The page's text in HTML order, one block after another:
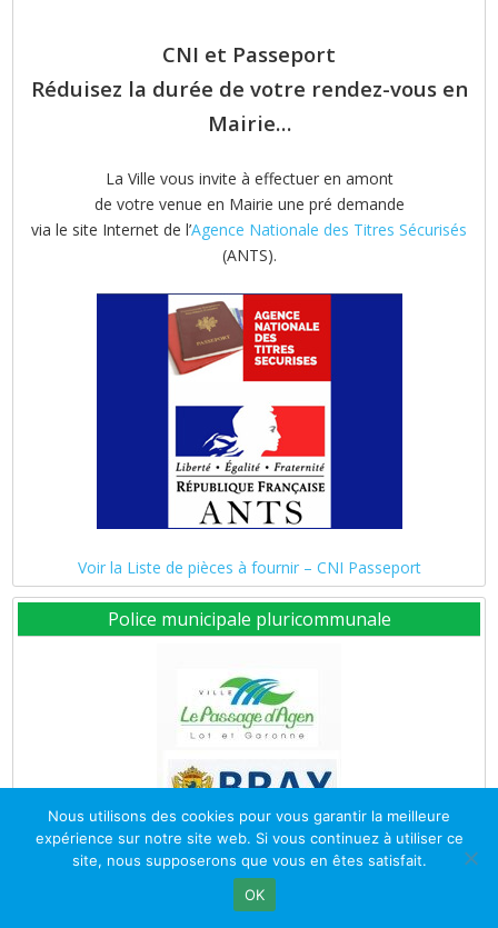
CNI et Passeport
Réduisez la durée de votre rendez-vous en
Mairie…
La Ville vous invite à effectuer en amont
de votre venue en Mairie une pré demande
via le site Internet de l’Agence Nationale des Titres Sécurisés
(ANTS).
Voir la Liste de pièces à fournir – CNI Passeport
Police municipale pluricommunale
Nous utilisons des cookies pour vous garantir la meilleure
expérience sur notre site web. Si vous continuez à utiliser ce
site, nous supposerons que vous en êtes satisfait.
OK